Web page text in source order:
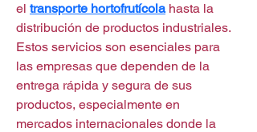
el transporte hortofrutícola hasta la
distribución de productos industriales.
Estos servicios son esenciales para
las empresas que dependen de la
entrega rápida y segura de sus
productos, especialmente en
mercados internacionales donde la